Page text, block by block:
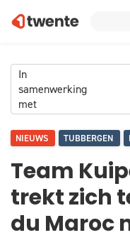
In
samenwerking
met
NIEUWS TUBBERGEN
Team
trekt zich
du Maroc